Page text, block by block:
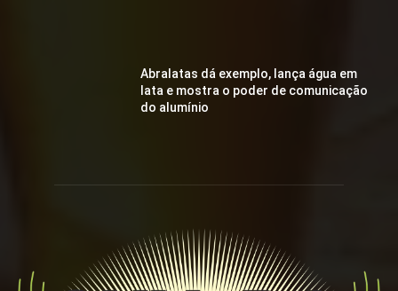
Abralatas dá exemplo, lança água em
lata e mostra o poder de comunicação
do alumínio